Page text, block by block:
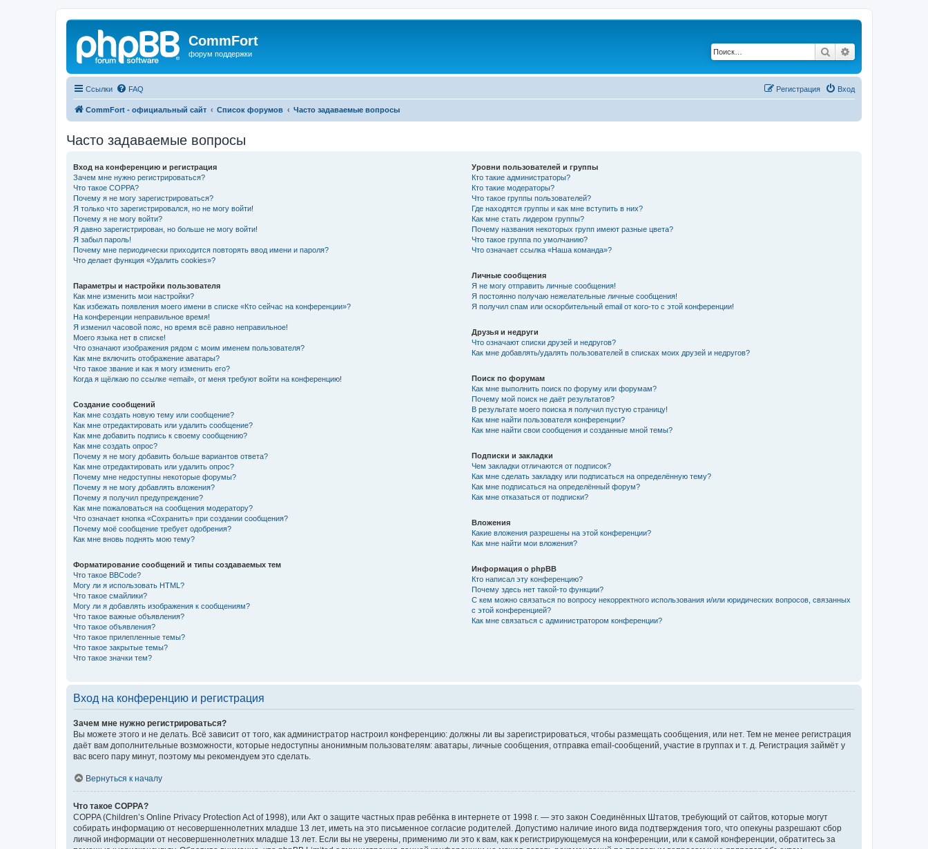
CommFort
форум поддержки Поиск
Ссылки FAQ Вход
Регистрация
CommFort - официальный сайт Список форумов Часто задаваемые вопросы
Часто задаваемые вопросы
Вход на конференцию и регистрация
Зачем мне нужно регистрироваться?
Что такое COPPA?
Почему я не могу зарегистрироваться?
Я только что зарегистрировался, но не могу войти!
Почему я не могу войти?
Я давно зарегистрирован, но больше не могу войти!
Я забыл пароль!
Почему мне периодически приходится повторять ввод имени и пароля?
Что делает функция «Удалить cookies»?
Параметры и настройки пользователя
Как мне изменить мои настройки?
Как избежать появления моего имени в списке «Кто сейчас на конференции»?
На конференции неправильное время!
Я изменил часовой пояс, но время всё равно неправильное!
Моего языка нет в списке!
Что означают изображения рядом с моим именем пользователя?
Как мне включить отображение аватары?
Что такое звание и как я могу изменить его?
Когда я щёлкаю по ссылке «email», от меня требуют войти на конференцию!
Создание сообщений
Как мне создать новую тему или сообщение?
Как мне отредактировать или удалить сообщение?
Как мне добавить подпись к своему сообщению?
Как мне создать опрос?
Почему я не могу добавить больше вариантов ответа?
Как мне отредактировать или удалить опрос?
Почему мне недоступны некоторые форумы?
Почему я не могу добавлять вложения?
Почему я получил предупреждение?
Как мне пожаловаться на сообщения модератору?
Что означает кнопка «Сохранить» при создании сообщения?
Почему моё сообщение требует одобрения?
Как мне вновь поднять мою тему?
Форматирование сообщений и типы создаваемых тем
Что такое BBCode?
Могу ли я использовать HTML?
Что такое смайлики?
Могу ли я добавлять изображения к сообщениям?
Что такое важные объявления?
Что такое объявления?
Что такое прилепленные темы?
Что такое закрытые темы?
Что такое значки тем?
Уровни пользователей и группы
Кто такие администраторы?
Кто такие модераторы?
Что такое группы пользователей?
Где находятся группы и как мне вступить в них?
Как мне стать лидером группы?
Почему названия некоторых групп имеют разные цвета?
Что такое группа по умолчанию?
Что означает ссылка «Наша команда»?
Личные сообщения
Я не могу отправить личные сообщения!
Я постоянно получаю нежелательные личные сообщения!
Я получил спам или оскорбительный email от кого-то с этой конференции!
Друзья и недруги
Что означают списки друзей и недругов?
Как мне добавлять/удалять пользователей в списках моих друзей и недругов?
Поиск по форумам
Как мне выполнить поиск по форуму или форумам?
Почему мой поиск не даёт результатов?
В результате моего поиска я получил пустую страницу!
Как мне найти пользователя конференции?
Как мне найти свои сообщения и созданные мной темы?
Подписки и закладки
Чем закладки отличаются от подписок?
Как мне сделать закладку или подписаться на определённую тему?
Как мне подписаться на определённый форум?
Как мне отказаться от подписки?
Вложения
Какие вложения разрешены на этой конференции?
Как мне найти мои вложения?
Информация о phpBB
Кто написал эту конференцию?
Почему здесь нет такой-то функции?
С кем можно связаться по вопросу некорректного использования и/или юридических вопросов, связанных
с этой конференцией?
Как мне связаться с администратором конференции?
Вход на конференцию и регистрация
Зачем мне нужно регистрироваться?
Вы можете этого и не делать. Всё зависит от того, как администратор настроил конференцию: должны ли вы зарегистрироваться, чтобы размещать сообщения, или нет. Тем не менее регистрация
даёт вам дополнительные возможности, которые недоступны анонимным пользователям: аватары, личные сообщения, отправка email-сообщений, участие в группах и т. д. Регистрация займёт у
вас всего пару минут, поэтому мы рекомендуем это сделать.
Вернуться к началу
Что такое COPPA?
COPPA (Children’s Online Privacy Protection Act of 1998), или Акт о защите частных прав ребёнка в интернете от 1998 г. — это закон Соединённых Штатов, требующий от сайтов, которые могут
собирать информацию от несовершеннолетних младше 13 лет, иметь на это письменное согласие родителей. Допустимо наличие иного вида подтверждения того, что опекуны разрешают сбор
личной информации от несовершеннолетних младше 13 лет. Если вы не уверены, применимо ли это к вам, как к регистрирующемуся на конференции, или к самой конференции, обратитесь за